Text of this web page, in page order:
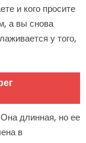
и кого просите
а вы снова
у того,
длинная, но ее
в